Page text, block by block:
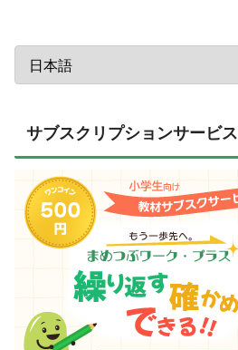
サブスクリプションサービス